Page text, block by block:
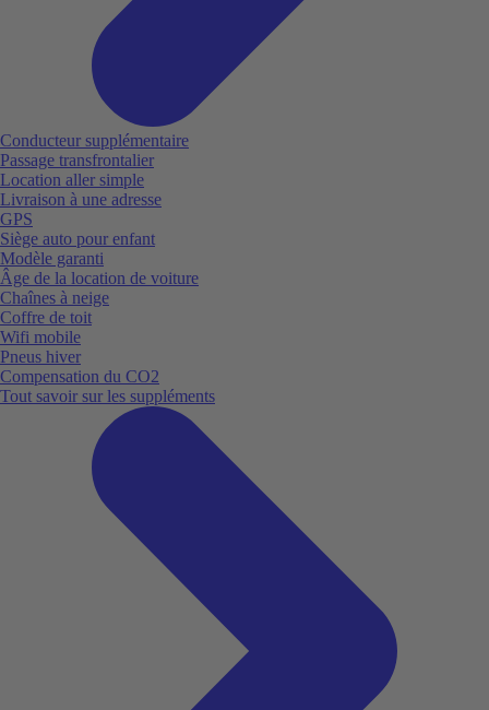
Conducteur supplémentaire
Passage transfrontalier
Location aller simple
Livraison à une adresse
GPS
Siège auto pour enfant
Modèle garanti
Âge de la location de voiture
Chaînes à neige
Coffre de toit
Wifi mobile
Pneus hiver
Compensation du CO2
Tout savoir sur les suppléments